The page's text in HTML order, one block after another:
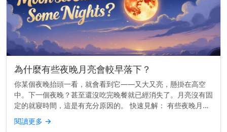
為什麼有些夜晚月亮會較早落下？
你某個夜晚抬頭一看，就會看到它——又大又亮，懸掛在高空
中。下一個夜晚？甚至還沒吃完晚餐就已經消失了。月亮沒有固
定的就寢時間，這是有充分原因的。 快速見解： 有些夜晚月亮
較早落下，是因為它的軌道使它每天升起的時間大約晚50分鐘
——因此相較於前...
閱讀更多 →